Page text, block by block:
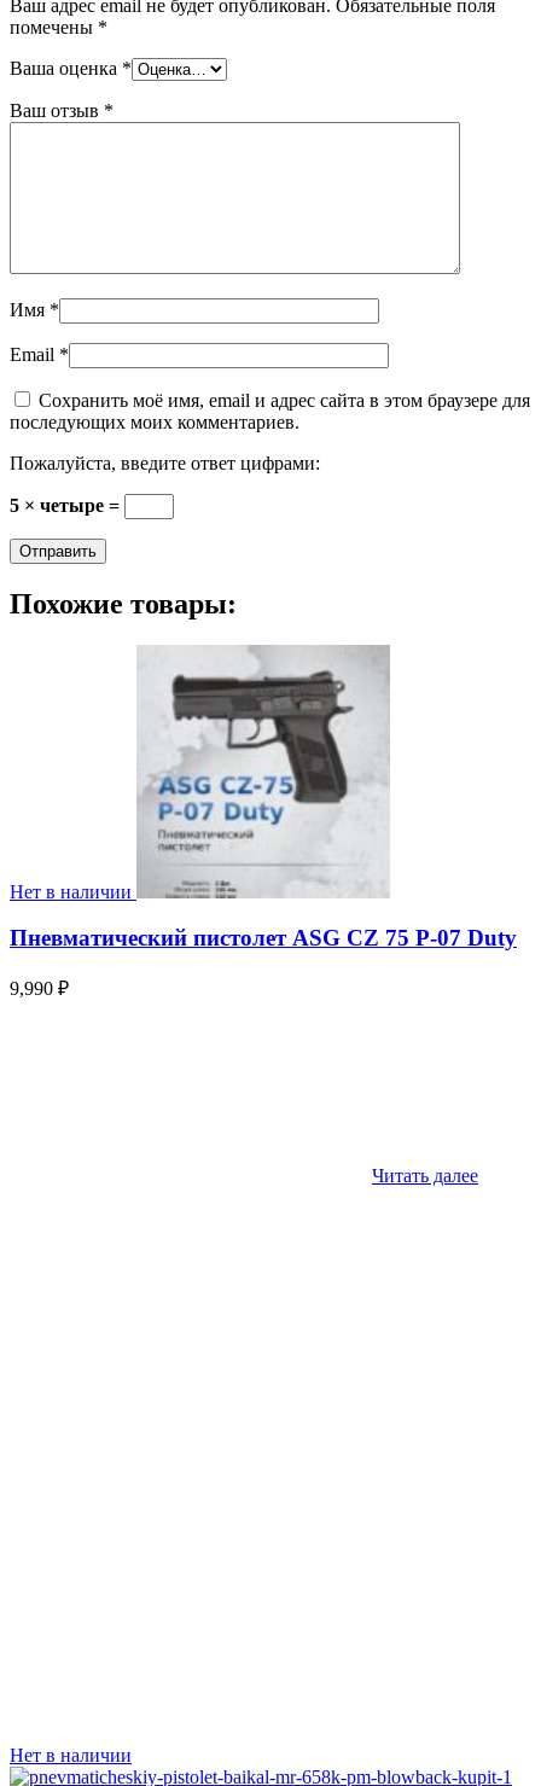
Ваш адрес email не будет опубликован. Обязательные поля
помечены *
Ваша оценка *
Ваш отзыв *
Имя *
Email *
Сохранить моё имя, email и адрес сайта в этом браузере для
последующих моих комментариев.
Пожалуйста, введите ответ цифрами:
5 × четыре =
Похожие товары:
Нет в наличии
Пневматический пистолет ASG CZ 75 P-07 Duty
9,990 ₽
Читать далее
Нет в наличии